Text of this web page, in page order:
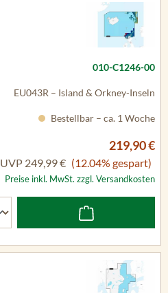
010-C1246-00
EU043R – Island & Orkney-Inseln
Bestellbar – ca. 1 Woche
219,90 €
UVP 249,99 € (12.04% gespart)
Preise inkl. MwSt. zzgl. Versandkosten